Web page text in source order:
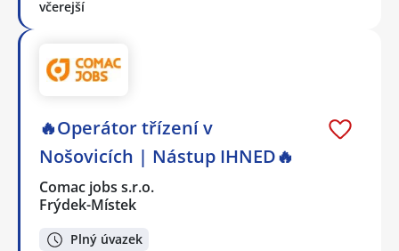
včerejší
🔥Operátor třízení v
Nošovicích | Nástup IHNED🔥
Comac jobs s.r.o.
Frýdek-Místek
Plný úvazek